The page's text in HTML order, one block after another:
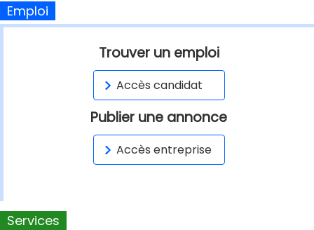
Emploi
Trouver un emploi
Accès candidat
Publier une annonce
Accès entreprise
Services